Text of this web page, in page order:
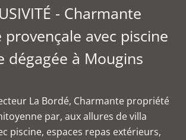
- Charmante
avec piscine
dégagée à Mougins
La Bordé, Charmante propriété
par, aux allures de villa
piscine, espaces repas extérieurs,